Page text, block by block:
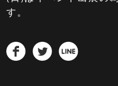
す。